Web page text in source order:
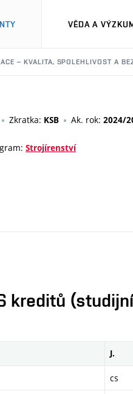
VĚDA A
– KVALITA, SPOLEHLIVOST A
Zkratka: KSB Ak. rok: 2024/
Strojírenství
kreditů
J.
cs